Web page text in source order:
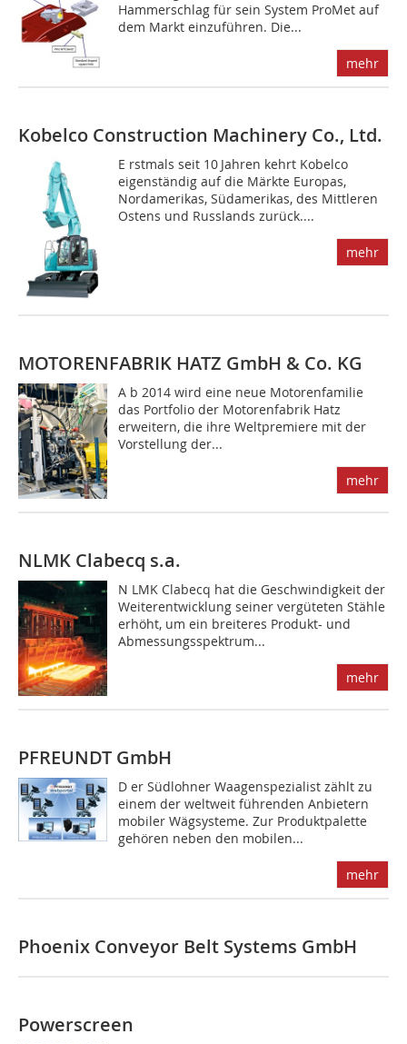
Hammerschlag für sein System ProMet auf
dem Markt einzuführen. Die...
mehr
Kobelco Construction Machinery Co., Ltd.
E rstmals seit 10 Jahren kehrt Kobelco
eigenständig auf die Märkte Europas,
Nordamerikas, Südamerikas, des Mittleren
Ostens und Russlands zurück....
mehr
MOTORENFABRIK HATZ GmbH & Co. KG
A b 2014 wird eine neue Motorenfamilie
das Portfolio der Motorenfabrik Hatz
erweitern, die ihre Weltpremiere mit der
Vorstellung der...
mehr
NLMK Clabecq s.a.
N LMK Clabecq hat die Geschwindigkeit der
Weiterentwicklung seiner vergüteten Stähle
erhöht, um ein breiteres Produkt- und
Abmessungsspektrum...
mehr
PFREUNDT GmbH
D er Südlohner Waagenspezialist zählt zu
einem der weltweit führenden Anbietern
mobiler Wägsysteme. Zur Produktpalette
gehören neben den mobilen...
mehr
Phoenix Conveyor Belt Systems GmbH
Powerscreen